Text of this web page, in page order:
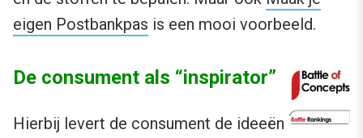
eigen Postbankpas is een mooi voorbeeld.
De consument als “inspirator”
Hierbij levert de consument de ideeën